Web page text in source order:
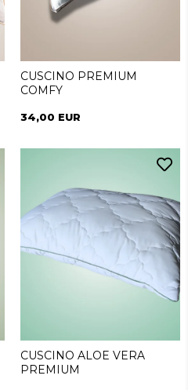
CUSCINO PREMIUM
COMFY
34,00 EUR
CUSCINO ALOE VERA
PREMIUM